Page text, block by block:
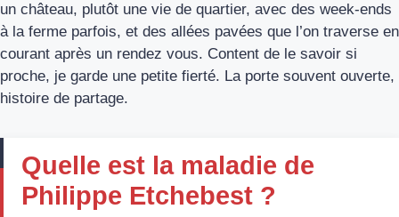
un château, plutôt une vie de quartier, avec des week-ends
à la ferme parfois, et des allées pavées que l’on traverse en
courant après un rendez vous. Content de le savoir si
proche, je garde une petite fierté. La porte souvent ouverte,
histoire de partage.
Quelle est la maladie de
Philippe Etchebest ?